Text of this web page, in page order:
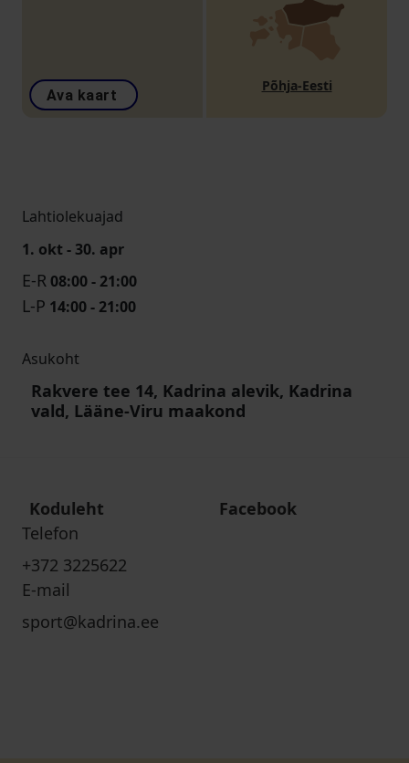
Ava kaart
Põhja-Eesti
Lahtiolekuajad
1. okt - 30. apr
E-R 08:00 - 21:00
L-P 14:00 - 21:00
Asukoht
Rakvere tee 14, Kadrina alevik, Kadrina
vald, Lääne-Viru maakond
Koduleht
Facebook
Telefon
+372 3225622
E-mail
sport@kadrina.ee